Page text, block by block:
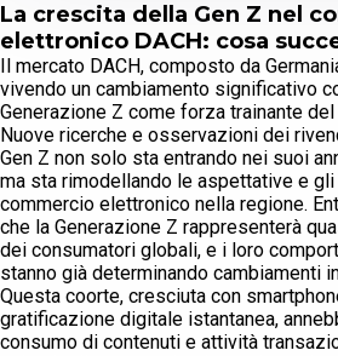
La crescita della Gen Z nel
elettronico DACH: cosa
Il mercato DACH, composto da
vivendo un cambiamento significativo
Generazione Z come forza trainante
Nuove ricerche e osservazioni dei
Gen Z non solo sta entrando nei suoi
ma sta rimodellando le aspettative e
commercio elettronico nella regione.
che la Generazione Z rappresenterà
dei consumatori globali, e i loro
stanno già determinando cambiamenti
Questa coorte, cresciuta con
gratificazione digitale istantanea,
consumo di contenuti e attività